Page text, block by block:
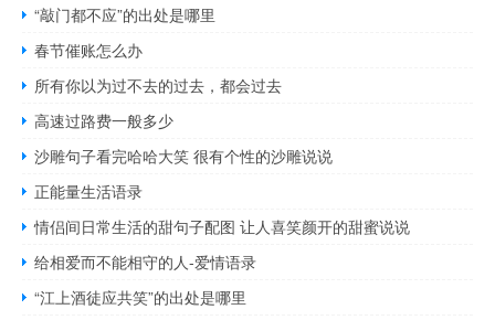
“敲门都不应”的出处是哪里
春节催账怎么办
所有你以为过不去的过去，都会过去
高速过路费一般多少
沙雕句子看完哈哈大笑 很有个性的沙雕说说
正能量生活语录
情侣间日常生活的甜句子配图 让人喜笑颜开的甜蜜说说
给相爱而不能相守的人-爱情语录
“江上酒徒应共笑”的出处是哪里